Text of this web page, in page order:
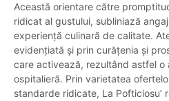
Această orientare către
ridicat al gustului, subliniază
experiență culinară de calitate.
evidențiată și prin curățenia și
care activează, rezultând astfel o
ospitalieră. Prin varietatea
standarde ridicate, La Pofticiosu’